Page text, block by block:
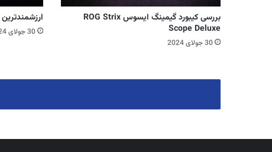
بررسی کیبورد گیمینگ ایسوس ROG Strix
Scope Deluxe
30 جولای 2024
30 جولای 2024